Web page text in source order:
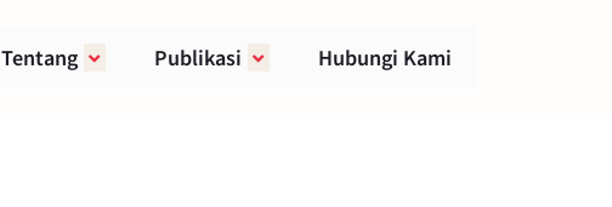
Tentang Publikasi Hubungi Kami